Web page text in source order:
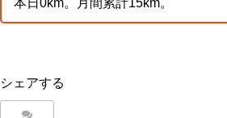
本日0km。月間累計15km。
シェアする